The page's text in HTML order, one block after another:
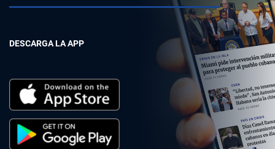
DESCARGA LA APP